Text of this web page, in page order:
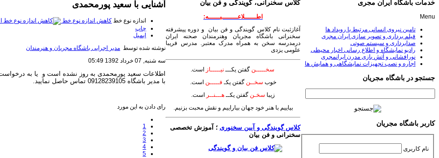
آشنایی با سعید پورمحمدی
اندازه نوع خط کاهش اندازه نوع خط
چاپ
ایمیل
نوشته شده توسط مدیر اجرایی باشگاه مجریان و هنرمندان
سه شنبه, 07 خرداد 1392 05:49
اطلاعات سعید پورمحمدی به روز نشده است و یا به
با مدیر باشگاه 09128239105 تماس حاصل نمایید.
رای دادن به این مورد
1
2
3
4
5
کلاس سخنرانی، گویندگی و فن بیان
اطــــــلاعــــــــیــــــه:
آغازثبت نام کلاس گویندگی و فن بیان و دوره پیشرفته
سخنرانی باشگاه مجریان وهنرمندان صحنه ایران
درمدرسه سخن به همراه مدرک معتبر. مدرس فریبا
علومی یزدی
سخـــــن گفتن یکـــنیـــــاز
است.
خوب سخــن گفتن یکـ فـــــن است.
زیبا سخـنگفتن یکــهـــنــر
است.
بیاییم با هنر خود جهان بیاراییم و نقش محبت بزنیم.
کلاس گویندگی و آیین سخنوری؛ آموزش تخصصی
سخنرانی و فن بیان
خدمات باشگاه ایران مجری
Menu
تامین نیروی انسانی مرتبط با رویداد ها
فیلم برداری و تصویر سازی ایران مجری
صدابرداری و سیستم صوتی
رادیو نمایشگاه و اطلاع رسانی اخبار محیطی
نورافشانی و آتش بازی مدرن ایرانمجری
اجاره و نصب تجهیزات نمایشگاهی و همایش ها
جستجو در باشگاه مجریان
کاربر باشگاه مجریان
نام کاربری